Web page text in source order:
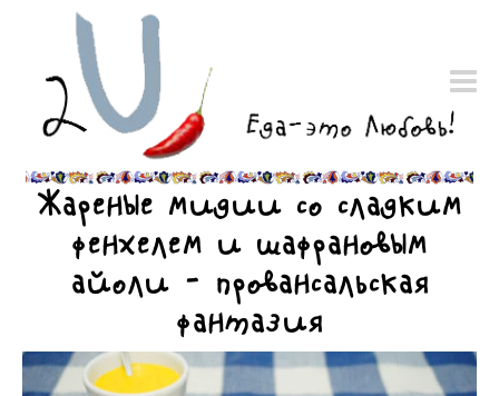
Жареные мидии со сладким
фенхелем и шафрановым
айоли – провансальская
фантазия